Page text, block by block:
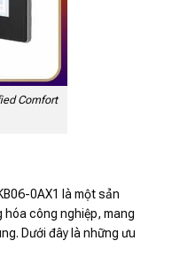
Comfort
0AX1 là một sản
công nghiệp, mang
Dưới đây là những ưu